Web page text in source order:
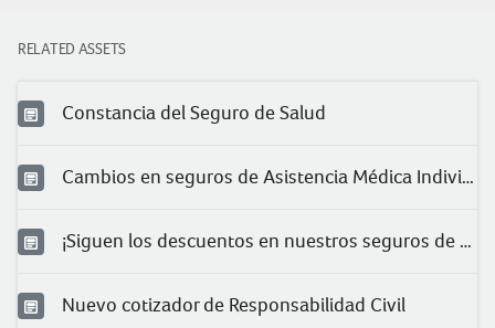
RELATED ASSETS
Constancia del Seguro de Salud
Cambios en seguros de Asistencia Médica Individual
¡Siguen los descuentos en nuestros seguros de salud!
Nuevo cotizador de Responsabilidad Civil